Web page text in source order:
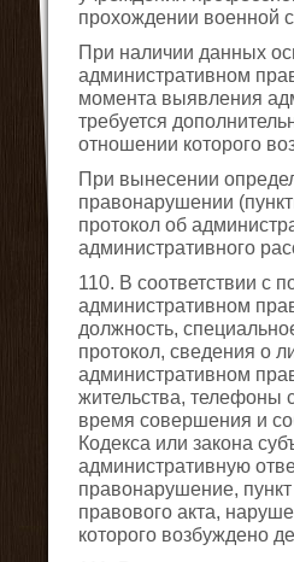
прохождении военной
При наличии данных
административном
момента выявления
требуется
отношении которого
При вынесении
правонарушении
протокол об
административного
110. В соответствии с
административном
должность,
протокол, сведения о
административном
жительства, телефоны
время совершения и
Кодекса или закона
административную
правонарушение,
правового акта,
которого возбуждено